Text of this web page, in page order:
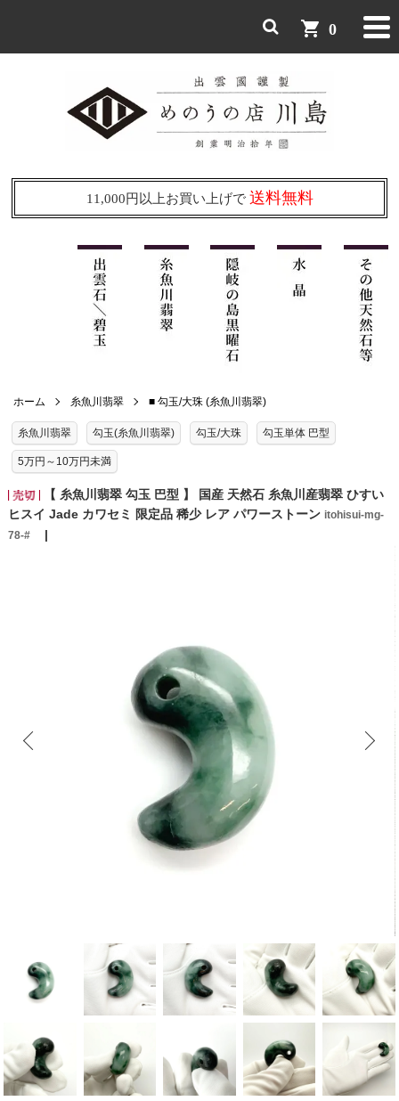
shopping_cart 0
11,000円以上お買い上げで 送料無料
ホーム 糸魚川翡翠 ■ 勾玉/大珠 (糸魚川翡翠)
糸魚川翡翠 勾玉(糸魚川翡翠) 勾玉/大珠 勾玉単体 巴型
5万円～10万円未満
【 糸魚川翡翠 勾玉 巴型 】 国産 天然石 糸魚川産翡翠 ひすい
ヒスイ Jade カワセミ 限定品 稀少 レア パワーストーン itohisui-mg-
78-#